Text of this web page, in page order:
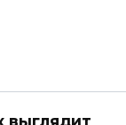
выглядит